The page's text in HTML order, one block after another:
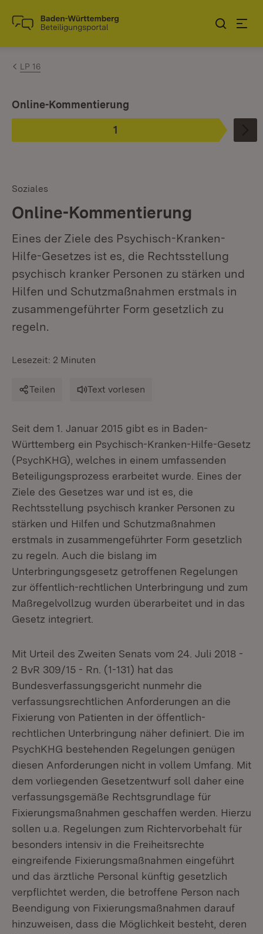
Zum Inhalt springen
Link zur Startseite
LP 16
Phase
1
:
Ist ausgewählt.
Online-Kommentierung
Soziales
Online-Kommentierung
Eines der Ziele des Psychisch-Kranken-
Hilfe-Gesetzes ist es, die Rechtsstellung
psychisch kranker Personen zu stärken und
Hilfen und Schutzmaßnahmen erstmals in
zusammengeführter Form gesetzlich zu
regeln.
Lesezeit: 2 Minuten
Teilen Text vorlesen
Seit dem 1. Januar 2015 gibt es in Baden-
Württemberg ein Psychisch-Kranken-Hilfe-Gesetz
(PsychKHG), welches in einem umfassenden
Beteiligungsprozess erarbeitet wurde. Eines der
Ziele des Gesetzes war und ist es, die
Rechtsstellung psychisch kranker Personen zu
stärken und Hilfen und Schutzmaßnahmen
erstmals in zusammengeführter Form gesetzlich
zu regeln. Auch die bislang im
Unterbringungsgesetz getroffenen Regelungen
zur öffentlich-rechtlichen Unterbringung und zum
Maßregelvollzug wurden überarbeitet und in das
Gesetz integriert.
Mit Urteil des Zweiten Senats vom 24. Juli 2018 -
2 BvR 309/15 - Rn. (1-131) hat das
Bundesverfassungsgericht nunmehr die
verfassungsrechtlichen Anforderungen an die
Fixierung von Patienten in der öffentlich-
rechtlichen Unterbringung näher definiert. Die im
PsychKHG bestehenden Regelungen genügen
diesen Anforderungen nicht in vollem Umfang. Mit
dem vorliegenden Gesetzentwurf soll daher eine
verfassungsgemäße Rechtsgrundlage für
Fixierungsmaßnahmen geschaffen werden. Hierzu
sollen u.a. Regelungen zum Richtervorbehalt für
besonders intensiv in die Freiheitsrechte
eingreifende Fixierungsmaßnahmen eingeführt
und das ärztliche Personal künftig gesetzlich
verpflichtet werden, die betroffene Person nach
Beendigung von Fixierungsmaßnahmen darauf
hinzuweisen, dass die Möglichkeit besteht, deren